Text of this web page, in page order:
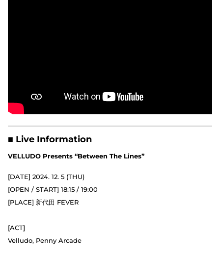
■ Live Information
VELLUDO Presents “Between The Lines”
[DATE] 2024. 12. 5 (THU)
[OPEN / START] 18:15 / 19:00
[PLACE] 新代田 FEVER
[ACT]
Velludo, Penny Arcade